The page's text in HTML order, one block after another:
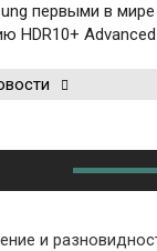
первыми в мире
HDR10+ Advanced
и